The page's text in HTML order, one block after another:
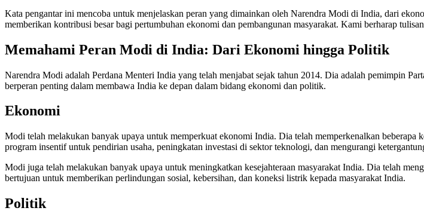
Kata pengantar ini mencoba untuk menjelaskan peran yang dimainkan oleh Narendra Modi di India, dari
memberikan kontribusi besar bagi pertumbuhan ekonomi dan pembangunan masyarakat. Kami berharap
Memahami Peran Modi di India: Dari Ekonomi hingga Politik
Narendra Modi adalah Perdana Menteri India yang telah menjabat sejak tahun 2014. Dia adalah pemimpin
berperan penting dalam membawa India ke depan dalam bidang ekonomi dan politik.
Ekonomi
Modi telah melakukan banyak upaya untuk memperkuat ekonomi India. Dia telah memperkenalkan
program insentif untuk pendirian usaha, peningkatan investasi di sektor teknologi, dan mengurangi
Modi juga telah melakukan banyak upaya untuk meningkatkan kesejahteraan masyarakat India. Dia telah
bertujuan untuk memberikan perlindungan sosial, kebersihan, dan koneksi listrik kepada masyarakat India.
Politik